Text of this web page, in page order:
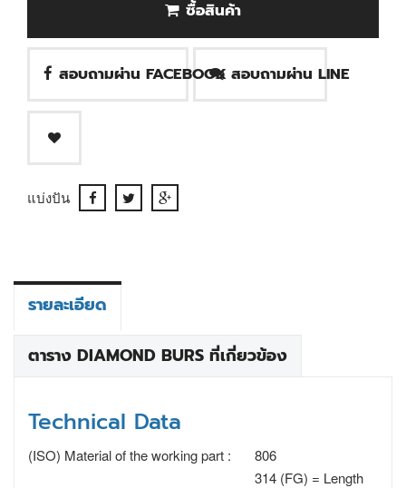
ซื้อสินค้า
สอบถามผ่าน FACEBOOK สอบถามผ่าน LINE
แบ่งปัน
รายละเอียด
ตาราง DIAMOND BURS ที่เกี่ยวข้อง
Technical Data
(ISO) Material of the working part : 806
314 (FG) = Length